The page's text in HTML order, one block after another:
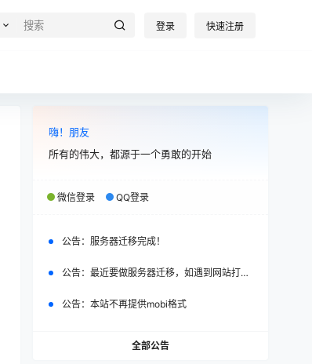
登录 快速注册
嗨！朋友
所有的伟大，都源于一个勇敢的开始
微信登录 QQ登录
公告： 服务器迁移完成！
公告： 最近要做服务器迁移，如遇到网站打不开，请改日再试。
公告： 本站不再提供mobi格式
全部公告